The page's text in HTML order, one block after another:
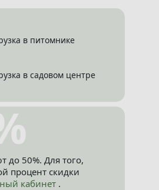
в питомнике
в садовом центре
до 50%. Для того,
процент скидки
кабинет .